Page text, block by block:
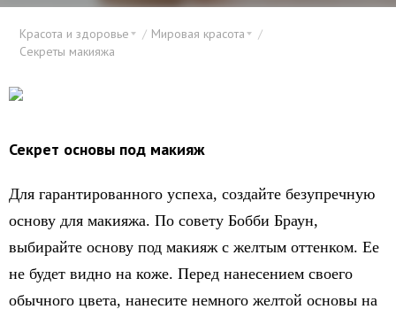
Красота и здоровье
Мировая красота
Секреты макияжа
Секрет основы под макияж
Для гарантированного успеха, создайте безупречную
основу для макияжа. По совету Бобби Браун,
выбирайте основу под макияж с желтым оттенком. Ее
не будет видно на коже. Перед нанесением своего
обычного цвета, нанесите немного желтой основы на